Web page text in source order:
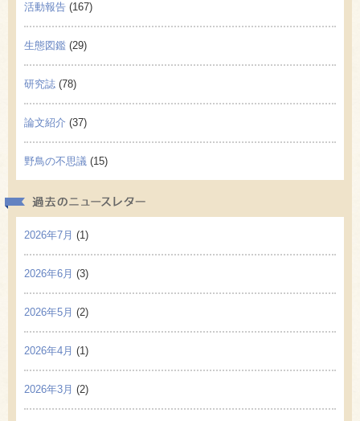
活動報告 (167)
生態図鑑 (29)
研究誌 (78)
論文紹介 (37)
野鳥の不思議 (15)
2026年7月 (1)
2026年6月 (3)
2026年5月 (2)
2026年4月 (1)
2026年3月 (2)